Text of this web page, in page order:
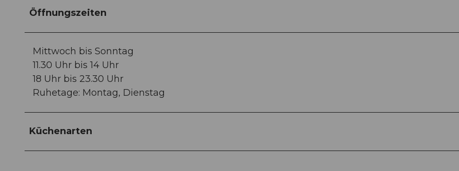
Öffnungszeiten
Mittwoch bis Sonntag
11.30 Uhr bis 14 Uhr
18 Uhr bis 23.30 Uhr
Ruhetage: Montag, Dienstag
Küchenarten